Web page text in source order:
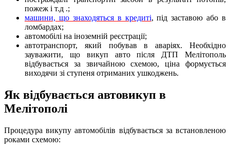
пожеж і т.д .;
машини, що знаходяться в кредиті, під заставою або в
ломбардах;
автомобілі на іноземній реєстрації;
автотранспорт, який побував в аваріях. Необхідно
зауважити, що викуп авто після ДТП Мелітополь
відбувається за звичайною схемою, ціна формується
виходячи зі ступеня отриманих ушкоджень.
Як відбувається автовикуп в
Мелітополі
Процедура викупу автомобілів відбувається за встановленою
роками схемою: